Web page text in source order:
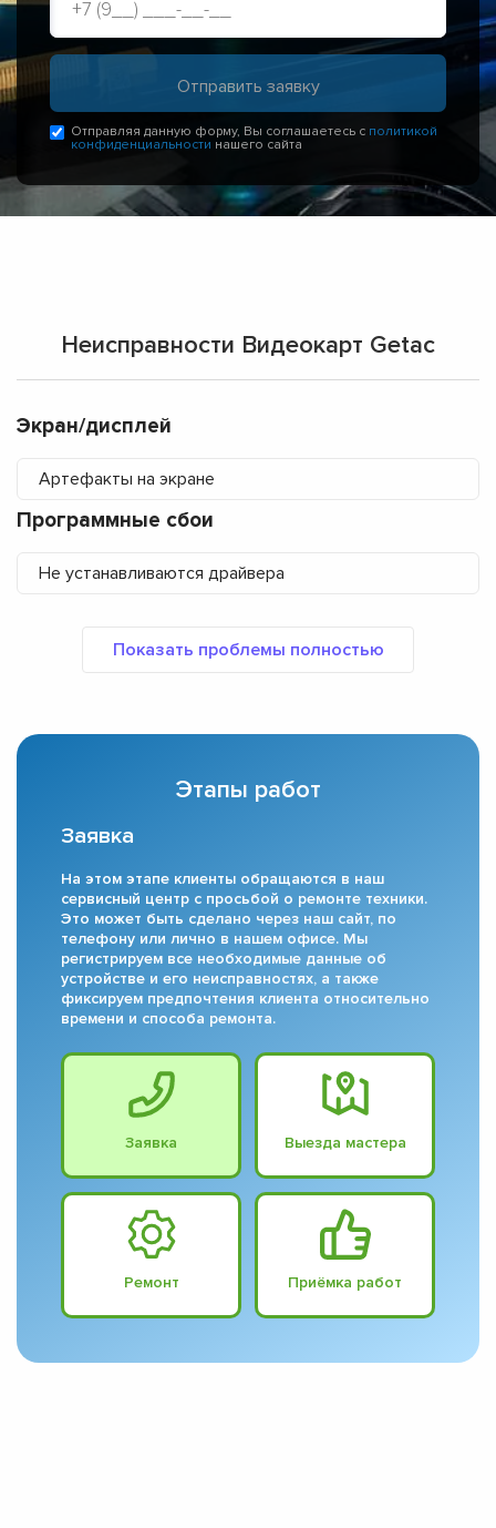
Отправляя данную форму, Вы соглашаетесь с политикой
конфиденциальности нашего сайта
Неисправности Видеокарт Getac
Экран/дисплей
Артефакты на экране
Программные сбои
Не устанавливаются драйвера
Этапы работ
Заявка
На этом этапе клиенты обращаются в наш
сервисный центр с просьбой о ремонте техники.
Это может быть сделано через наш сайт, по
телефону или лично в нашем офисе. Мы
регистрируем все необходимые данные об
устройстве и его неисправностях, а также
фиксируем предпочтения клиента относительно
времени и способа ремонта.
Заявка Выезда мастера
Ремонт Приёмка работ